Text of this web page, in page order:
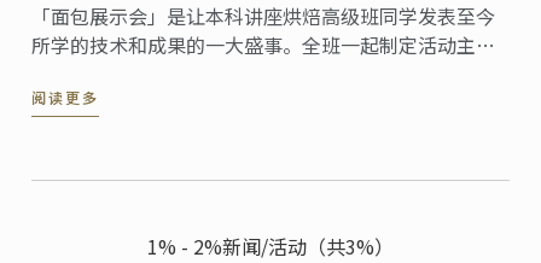
「面包展示会」是让本科讲座烘焙高级班同学发表至今
所学的技术和成果的一大盛事。全班一起制定活动主题
介绍神户校6月份举办的面包展示会，由Philippe Koehl
阅读更多
1% - 2%新闻/活动（共3%）